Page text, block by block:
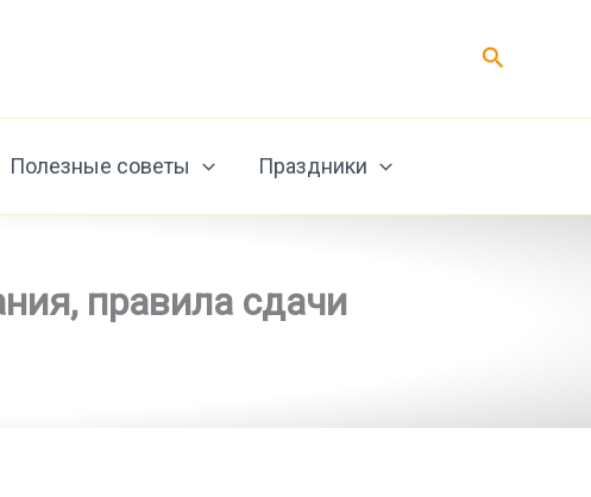
Поиск
Полезные советы Праздники
правила сдачи